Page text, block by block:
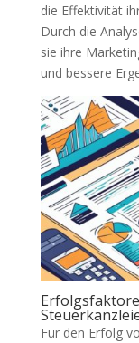
die Effektivität
Durch die
sie ihre
und bessere
Für den Erfolg